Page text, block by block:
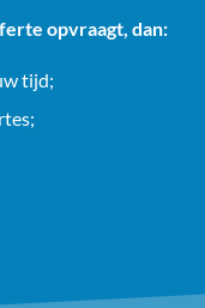
opvraagt, dan:
tijd;